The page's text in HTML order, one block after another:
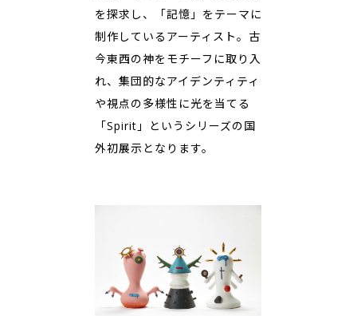
を探求し、「記憶」をテーマに
制作しているアーティスト。古
今東西の神をモチーフに取り入
れ、集団的なアイデンティティ
や視点の多様性に光を当てる
「Spirit」というシリーズの国
外初展示となります。